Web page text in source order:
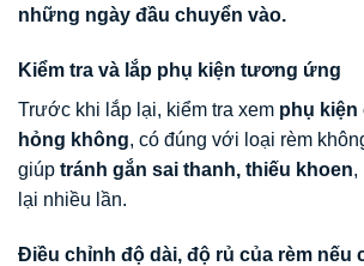
những ngày đầu chuyển vào.
Kiểm tra và lắp phụ kiện tương ứng
Trước khi lắp lại, kiểm tra xem phụ kiện
hỏng không, có đúng với loại rèm
giúp tránh gắn sai thanh, thiếu khoen,
lại nhiều lần.
Điều chỉnh độ dài, độ rủ của rèm nếu